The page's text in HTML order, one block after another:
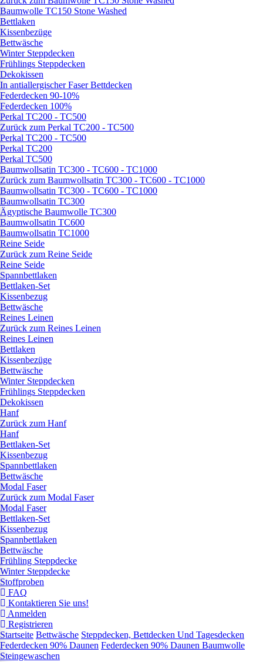
Baumwolle TC150 Stone Washed
Bettlaken
Kissenbezüge
Bettwäsche
Winter Steppdecken
Frühlings Steppdecken
Dekokissen
In antiallergischer Faser Bettdecken
Federdecken 90-10%
Federdecken 100%
Perkal TC200 - TC500
Zurück zum Perkal TC200 - TC500
Perkal TC200 - TC500
Perkal TC200
Perkal TC500
Baumwollsatin TC300 - TC600 - TC1000
Zurück zum Baumwollsatin TC300 - TC600 - TC1000
Baumwollsatin TC300 - TC600 - TC1000
Baumwollsatin TC300
Ägyptische Baumwolle TC300
Baumwollsatin TC600
Baumwollsatin TC1000
Reine Seide
Zurück zum Reine Seide
Reine Seide
Spannbettlaken
Bettlaken-Set
Kissenbezug
Bettwäsche
Reines Leinen
Zurück zum Reines Leinen
Reines Leinen
Bettlaken
Kissenbezüge
Bettwäsche
Winter Steppdecken
Frühlings Steppdecken
Dekokissen
Hanf
Zurück zum Hanf
Hanf
Bettlaken-Set
Kissenbezug
Spannbettlaken
Bettwäsche
Modal Faser
Zurück zum Modal Faser
Modal Faser
Bettlaken-Set
Kissenbezug
Spannbettlaken
Bettwäsche
Frühling Steppdecke
Winter Steppdecke
Stoffproben
FAQ
Kontaktieren Sie uns!
Anmelden
Registrieren
Startseite Bettwäsche Steppdecken, Bettdecken Und Tagesdecken
Federdecken 90% Daunen Federdecken 90% Daunen Baumwolle
Steingewaschen